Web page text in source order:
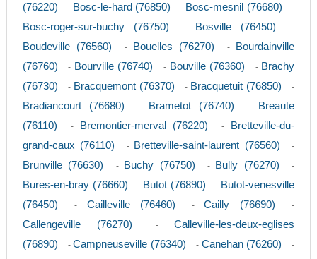
(76220)
- Bosc-le-hard (76850) - Bosc-mesnil (76680) -
Bosc-roger-sur-buchy (76750) - Bosville (76450) -
Boudeville (76560) - Bouelles (76270) -
Bourdainville
(76760)
- Bourville (76740) - Bouville (76360) - Brachy
(76730)
- Bracquemont (76370) - Bracquetuit (76850) -
Bradiancourt (76680) - Brametot (76740) -
Breaute
(76110)
- Bremontier-merval (76220) -
Bretteville-du-
grand-caux (76110)
- Bretteville-saint-laurent (76560) -
Brunville (76630) - Buchy (76750) - Bully (76270) -
Bures-en-bray (76660) - Butot (76890) - Butot-venesville
(76450)
- Cailleville (76460) -Cailly (76690) -
Callengeville (76270) -Calleville-les-deux-eglises
(76890)
-Campneuseville (76340) - Canehan (76260) -